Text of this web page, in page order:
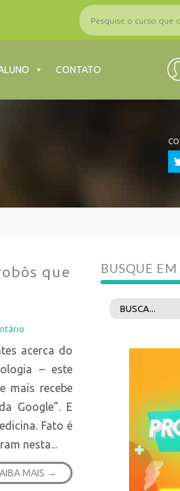
CONTATO
que
acerca do
– este
mais recebe
Google”. E
Fato é
nesta...
MAIS →
BUSQUE